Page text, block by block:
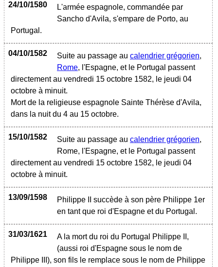
24/10/1580
L'armée espagnole, commandée par
Sancho d'Avila, s'empare de Porto, au
Portugal.
04/10/1582 Suite au passage au calendrier grégorien,
Rome, l'Espagne, et le Portugal passent
directement au vendredi 15 octobre 1582, le jeudi 04
octobre à minuit.
Mort de la religieuse espagnole Sainte Thérèse d'Avila,
dans la nuit du 4 au 15 octobre.
15/10/1582 Suite au passage au calendrier grégorien,
Rome, l'Espagne, et le Portugal passent
directement au vendredi 15 octobre 1582, le jeudi 04
octobre à minuit.
13/09/1598
Philippe II succède à son père Philippe 1er
en tant que roi d'Espagne et du Portugal.
31/03/1621
A la mort du roi du Portugal Philippe II,
(aussi roi d'Espagne sous le nom de
Philippe III), son fils le remplace sous le nom de Philippe